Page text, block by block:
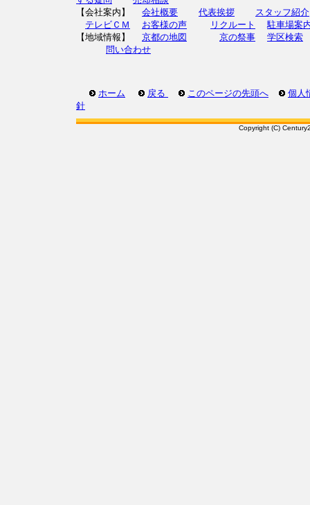
【会社案内】 会社概要 代表挨拶
スタッフ紹介
テレビＣＭ
お客様の声 リクルート
駐車場案
【地域情報】 京都の地図 京の祭事
学区検索
問い合わせ
ホーム 戻る このページの先頭へ
個人
針
Copyright (C)